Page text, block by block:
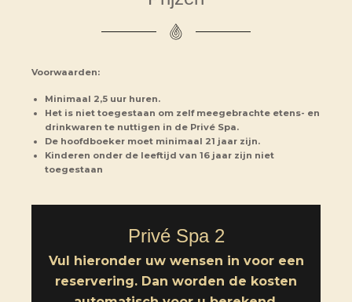
Voorwaarden:
Minimaal 2,5 uur huren.
Het is niet toegestaan om zelf meegebrachte etens- en
drinkwaren te nuttigen in de Privé Spa.
De hoofdboeker moet minimaal 21 jaar zijn.
Kinderen onder de leeftijd van 16 jaar zijn niet
toegestaan
Privé Spa 2
Vul hieronder uw wensen in voor een
reservering. Dan worden de kosten